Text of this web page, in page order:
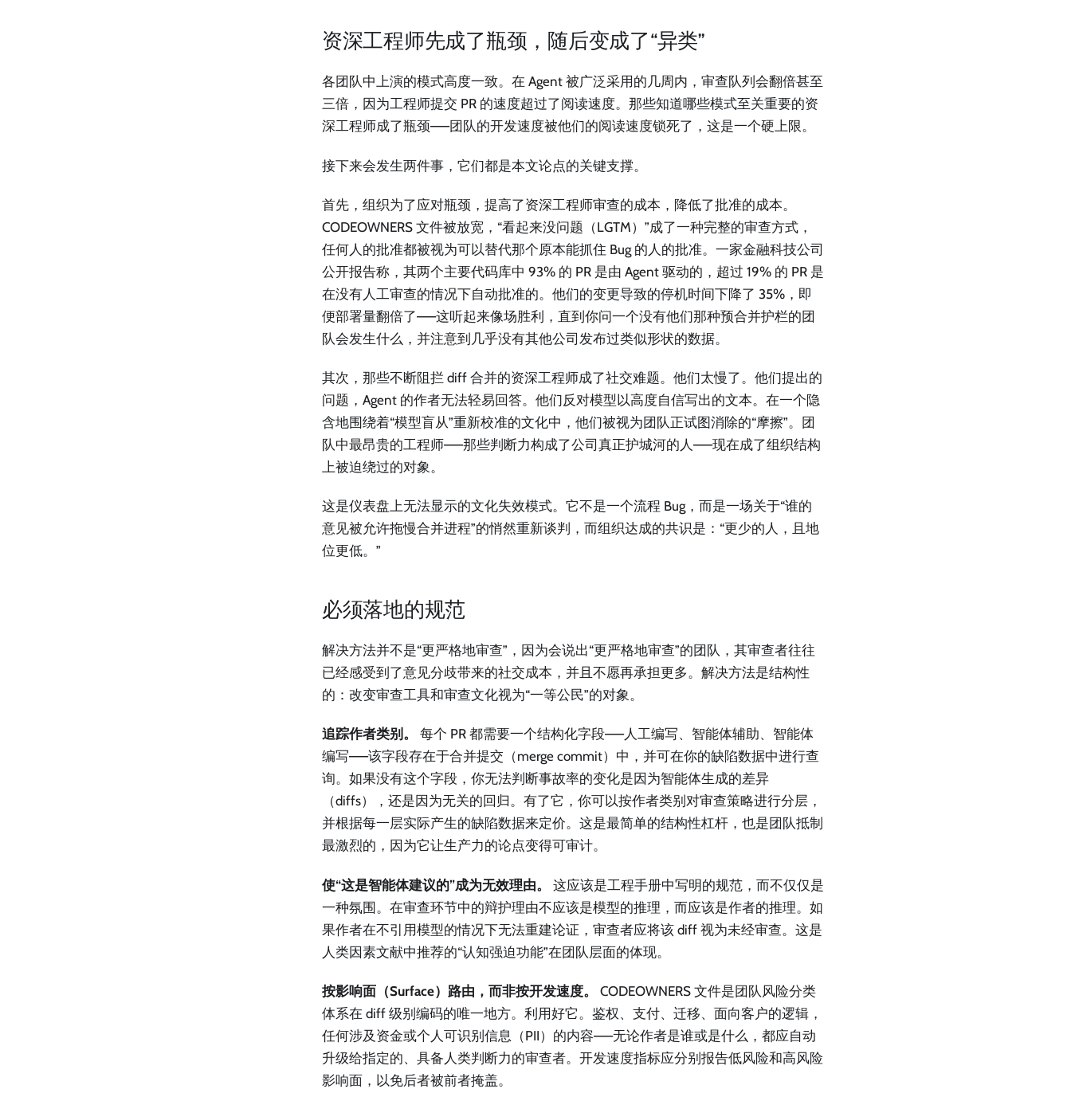
资深工程师先成了瓶颈，随后变成了“异类”
各团队中上演的模式高度一致。在 Agent 被广泛采用的几周内，审查队列会翻倍甚至
三倍，因为工程师提交 PR 的速度超过了阅读速度。那些知道哪些模式至关重要的资
深工程师成了瓶颈——团队的开发速度被他们的阅读速度锁死了，这是一个硬上限。
接下来会发生两件事，它们都是本文论点的关键支撑。
首先，组织为了应对瓶颈，提高了资深工程师审查的成本，降低了批准的成本。
CODEOWNERS 文件被放宽，“看起来没问题（LGTM）”成了一种完整的审查方式，
任何人的批准都被视为可以替代那个原本能抓住 Bug 的人的批准。一家金融科技公司
公开报告称，其两个主要代码库中 93% 的 PR 是由 Agent 驱动的，超过 19% 的 PR 是
在没有人工审查的情况下自动批准的。他们的变更导致的停机时间下降了 35%，即
便部署量翻倍了——这听起来像场胜利，直到你问一个没有他们那种预合并护栏的团
队会发生什么，并注意到几乎没有其他公司发布过类似形状的数据。
其次，那些不断阻拦 diff 合并的资深工程师成了社交难题。他们太慢了。他们提出的
问题，Agent 的作者无法轻易回答。他们反对模型以高度自信写出的文本。在一个隐
含地围绕着“模型盲从”重新校准的文化中，他们被视为团队正试图消除的“摩擦”。团
队中最昂贵的工程师——那些判断力构成了公司真正护城河的人——现在成了组织结构
上被迫绕过的对象。
这是仪表盘上无法显示的文化失效模式。它不是一个流程 Bug，而是一场关于“谁的
意见被允许拖慢合并进程”的悄然重新谈判，而组织达成的共识是：“更少的人，且地
位更低。”
必须落地的规范
解决方法并不是“更严格地审查”，因为会说出“更严格地审查”的团队，其审查者往往
已经感受到了意见分歧带来的社交成本，并且不愿再承担更多。解决方法是结构性
的：改变审查工具和审查文化视为“一等公民”的对象。
追踪作者类别。
每个 PR 都需要一个结构化字段——人工编写、智能体辅助、智能体
编写——该字段存在于合并提交（merge commit）中，并可在你的缺陷数据中进行查
询。如果没有这个字段，你无法判断事故率的变化是因为智能体生成的差异
（diffs），还是因为无关的回归。有了它，你可以按作者类别对审查策略进行分层，
并根据每一层实际产生的缺陷数据来定价。这是最简单的结构性杠杆，也是团队抵制
最激烈的，因为它让生产力的论点变得可审计。
使“这是智能体建议的”成为无效理由。
这应该是工程手册中写明的规范，而不仅仅是
一种氛围。在审查环节中的辩护理由不应该是模型的推理，而应该是作者的推理。如
果作者在不引用模型的情况下无法重建论证，审查者应将该 diff 视为未经审查。这是
人类因素文献中推荐的“认知强迫功能”在团队层面的体现。
按影响面（Surface）路由，而非按开发速度。
CODEOWNERS 文件是团队风险分类
体系在 diff 级别编码的唯一地方。利用好它。鉴权、支付、迁移、面向客户的逻辑，
任何涉及资金或个人可识别信息（PII）的内容——无论作者是谁或是什么，都应自动
升级给指定的、具备人类判断力的审查者。开发速度指标应分别报告低风险和高风险
影响面，以免后者被前者掩盖。